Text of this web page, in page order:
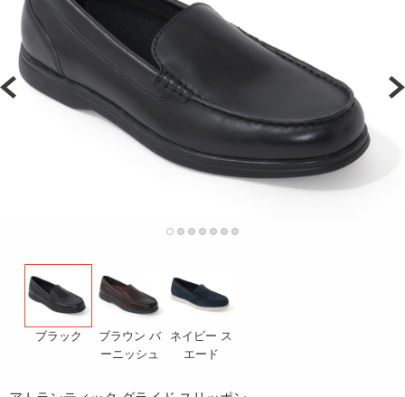
ブラック
ブラウン バ
ーニッシュ
ネイビー ス
エード